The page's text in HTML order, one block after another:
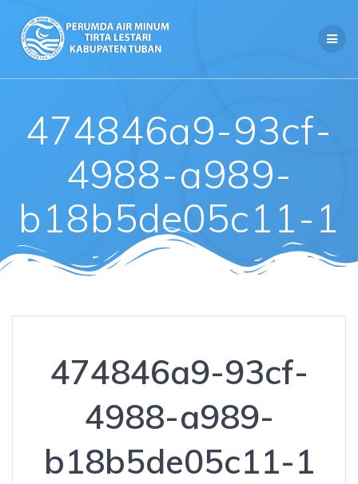
474846a9-93cf-
4988-a989-
b18b5de05c11-1
474846a9-93cf-
4988-a989-
b18b5de05c11-1